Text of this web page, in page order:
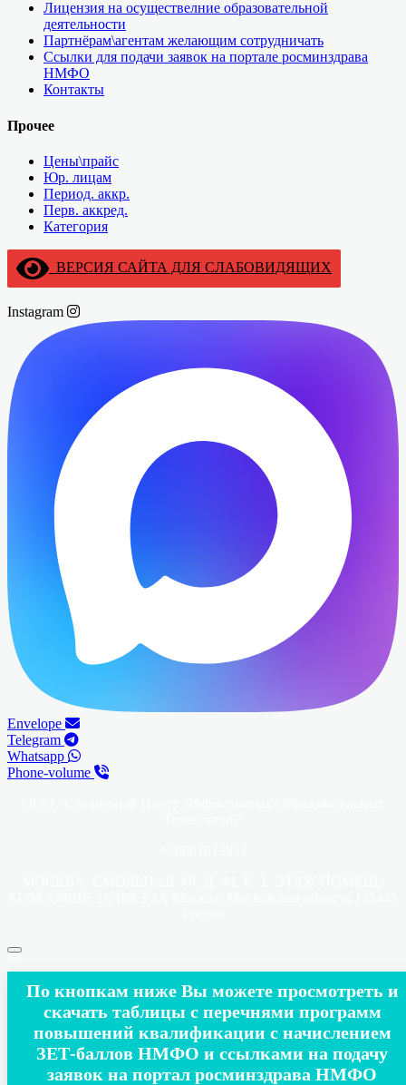
Лицензия на осуществелние образовательной
деятельности
Партнёрам\агентам желающим сотрудничать
Ссылки для подачи заявок на портале росминздрава
НМФО
Контакты
Прочее
Цены\прайс
Юр. лицам
Период. аккр.
Перв. аккред.
Категория
ВЕРСИЯ САЙТА ДЛЯ СЛАБОВИДЯЩИХ
Instagram
Envelope
Telegram
Whatsapp
Phone-volume
По кнопкам ниже Вы можете просмотреть и
скачать таблицы с перечнями программ
повышений квалификации с начислением
ЗЕТ-баллов НМФО и ссылками на подачу
заявок на портал росминздрава НМФО